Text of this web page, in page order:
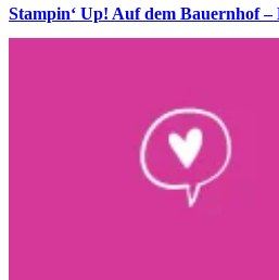
Stampin‘ Up! Auf dem Bauernhof –